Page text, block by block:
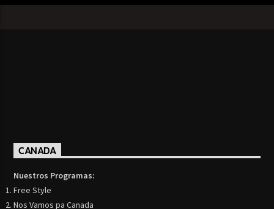
CANADA
Nuestros Programas:
Free Style
Nos Vamos pa Canada